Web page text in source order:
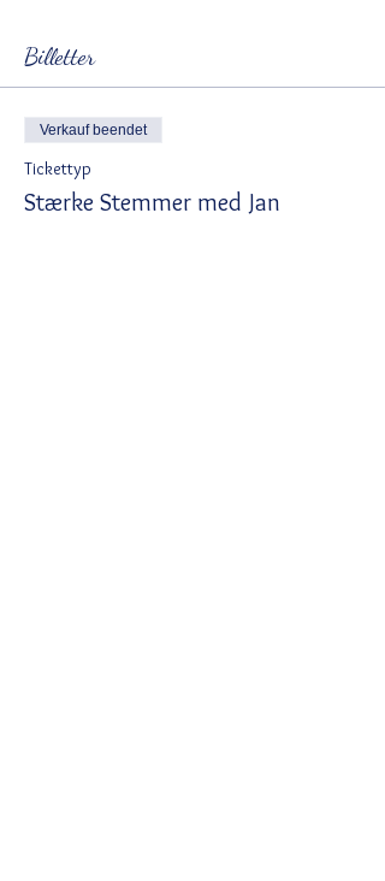
Billetter
Verkauf beendet
Tickettyp
Stærke Stemmer med Jan